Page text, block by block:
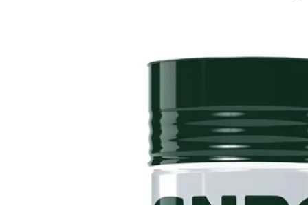
Компрессорные, вакуумные масла
Масла специального назначения